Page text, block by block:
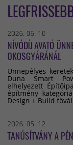
2026. 06. 10
NÍVÓDÍJ AVATÓ
OKOSGYÁRÁNÁL
Ünnepélyes
Duna Smart
elhelyezett
építmény
Design + Build
2026. 05. 12
TANÚSÍTVÁNY A